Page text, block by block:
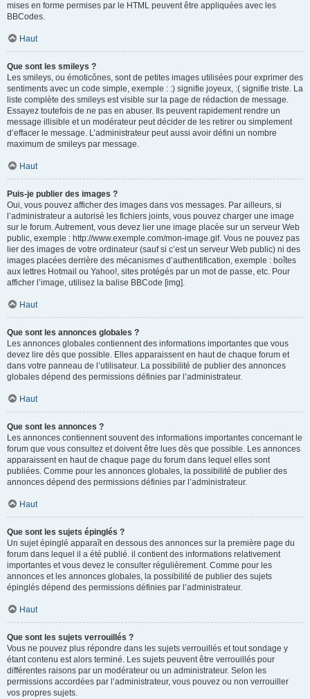
mises en forme permises par le HTML peuvent être appliquées avec les
BBCodes.
Haut
Que sont les smileys ?
Les smileys, ou émoticônes, sont de petites images utilisées pour exprimer des
sentiments avec un code simple, exemple : :) signifie joyeux, :( signifie triste. La
liste complète des smileys est visible sur la page de rédaction de message.
Essayez toutefois de ne pas en abuser. Ils peuvent rapidement rendre un
message illisible et un modérateur peut décider de les retirer ou simplement
d’effacer le message. L’administrateur peut aussi avoir défini un nombre
maximum de smileys par message.
Haut
Puis-je publier des images ?
Oui, vous pouvez afficher des images dans vos messages. Par ailleurs, si
l’administrateur a autorisé les fichiers joints, vous pouvez charger une image
sur le forum. Autrement, vous devez lier une image placée sur un serveur Web
public, exemple : http://www.exemple.com/mon-image.gif. Vous ne pouvez pas
lier des images de votre ordinateur (sauf si c’est un serveur Web public) ni des
images placées derrière des mécanismes d’authentification, exemple : boîtes
aux lettres Hotmail ou Yahoo!, sites protégés par un mot de passe, etc. Pour
afficher l’image, utilisez la balise BBCode [img].
Haut
Que sont les annonces globales ?
Les annonces globales contiennent des informations importantes que vous
devez lire dès que possible. Elles apparaissent en haut de chaque forum et
dans votre panneau de l’utilisateur. La possibilité de publier des annonces
globales dépend des permissions définies par l’administrateur.
Haut
Que sont les annonces ?
Les annonces contiennent souvent des informations importantes concernant le
forum que vous consultez et doivent être lues dès que possible. Les annonces
apparaissent en haut de chaque page du forum dans lequel elles sont
publiées. Comme pour les annonces globales, la possibilité de publier des
annonces dépend des permissions définies par l’administrateur.
Haut
Que sont les sujets épinglés ?
Un sujet épinglé apparaît en dessous des annonces sur la première page du
forum dans lequel il a été publié. il contient des informations relativement
importantes et vous devez le consulter régulièrement. Comme pour les
annonces et les annonces globales, la possibilité de publier des sujets
épinglés dépend des permissions définies par l’administrateur.
Haut
Que sont les sujets verrouillés ?
Vous ne pouvez plus répondre dans les sujets verrouillés et tout sondage y
étant contenu est alors terminé. Les sujets peuvent être verrouillés pour
différentes raisons par un modérateur ou un administrateur. Selon les
permissions accordées par l’administrateur, vous pouvez ou non verrouiller
vos propres sujets.